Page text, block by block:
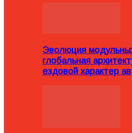
Эволюция
глобальная
ездовой характер